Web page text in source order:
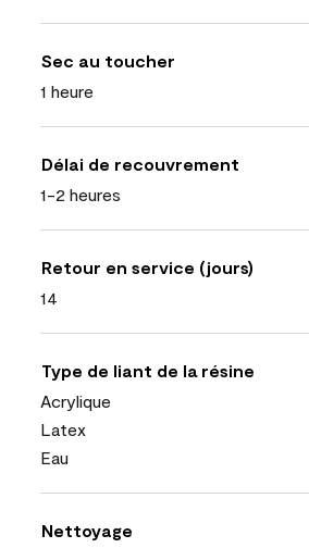
Sec au toucher
1 heure
Délai de recouvrement
1-2 heures
Retour en service (jours)
14
Type de liant de la résine
Acrylique
Latex
Eau
Nettoyage